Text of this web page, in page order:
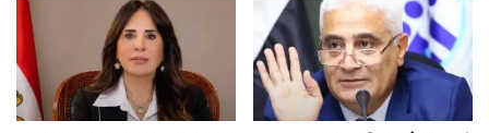
بالمحافظات